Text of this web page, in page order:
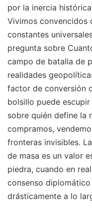
por la inercia
Vivimos convencidos
constantes
pregunta sobre
campo de batalla de
realidades
factor de conversión
bolsillo puede
sobre quién define la
compramos,
fronteras invisibles.
de masa es un valor
piedra, cuando en
consenso
drásticamente a lo